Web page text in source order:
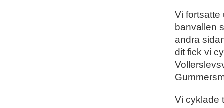
Vi fortsatte
banvallen
andra
dit fick vi
Vi cyklade